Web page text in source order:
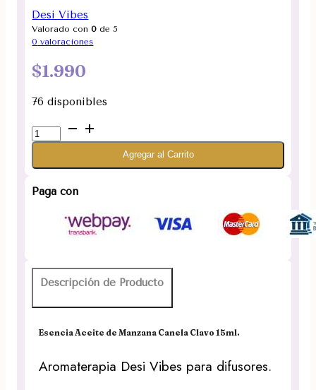
Desi Vibes
Valorado con0 de 5
0 valoraciones
$1.990
76 disponibles
Esencia
Aceite
Canela
Aromaterapia
Vibes
cantidad
Agregar al Carrito
Paga con
Descripción de Producto
Esencia Aceite de Manzana Canela Clavo 15ml.
Aromaterapia Desi Vibes para difusores.